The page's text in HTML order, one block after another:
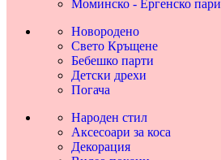
Моминско - Ергенско пари
Новородено
Свето Кръщене
Бебешко парти
Детски дрехи
Погача
Народен стил
Аксесоари за коса
Декорация